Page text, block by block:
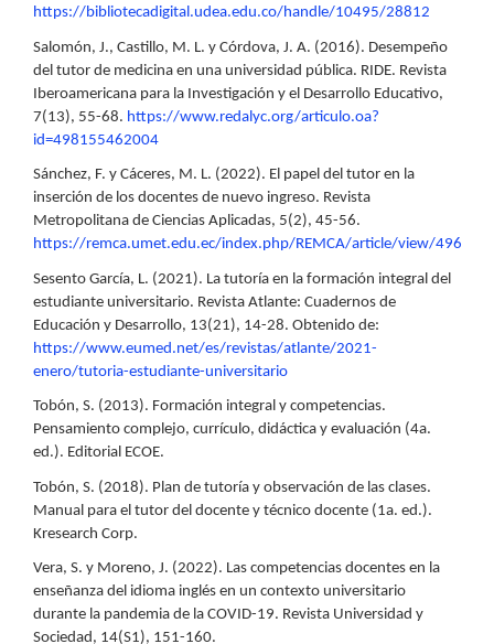
https://bibliotecadigital.udea.edu.co/handle/10495/28812
Salomón, J., Castillo, M. L. y Córdova, J. A. (2016). Desempeño
del tutor de medicina en una universidad pública. RIDE. Revista
Iberoamericana para la Investigación y el Desarrollo Educativo,
7(13), 55-68. https://www.redalyc.org/articulo.oa?
id=498155462004
Sánchez, F. y Cáceres, M. L. (2022). El papel del tutor en la
inserción de los docentes de nuevo ingreso. Revista
Metropolitana de Ciencias Aplicadas, 5(2), 45-56.
https://remca.umet.edu.ec/index.php/REMCA/article/view/496
Sesento García, L. (2021). La tutoría en la formación integral del
estudiante universitario. Revista Atlante: Cuadernos de
Educación y Desarrollo, 13(21), 14-28. Obtenido de:
https://www.eumed.net/es/revistas/atlante/2021-
enero/tutoria-estudiante-universitario
Tobón, S. (2013). Formación integral y competencias.
Pensamiento complejo, currículo, didáctica y evaluación (4a.
ed.). Editorial ECOE.
Tobón, S. (2018). Plan de tutoría y observación de las clases.
Manual para el tutor del docente y técnico docente (1a. ed.).
Kresearch Corp.
Vera, S. y Moreno, J. (2022). Las competencias docentes en la
enseñanza del idioma inglés en un contexto universitario
durante la pandemia de la COVID-19. Revista Universidad y
Sociedad, 14(S1), 151-160.